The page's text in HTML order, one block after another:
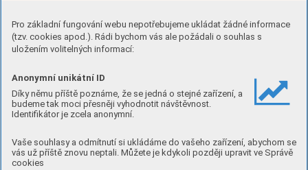
Pro základní fungování webu nepotřebujeme ukládat žádné informace
(tzv. cookies apod.). Rádi bychom vás ale požádali o souhlas s
uložením volitelných informací:
Anonymní unikátní ID
Díky němu příště poznáme, že se jedná o stejné zařízení, a
budeme tak moci přesněji vyhodnotit návštěvnost.
Identifikátor je zcela anonymní.
Vaše souhlasy a odmítnutí si ukládáme do vašeho zařízení, abychom se
vás už příště znovu neptali. Můžete je kdykoli později upravit ve Správě
cookies
vyhovět. V této části se nachází školní hřiště pro tělesnou
výchovu a také dětské hřiště pro družinu. Jedná se
o uzavřený školní prostor a veřejnost by se tu neměla
školce z leva je jen dokladem nedostatku ohledu rodičů
k sobě navzájem. Řádná příjezdová cesta k mateřské škole
byla projekčně navržena jako pěší zóna, sdílený prostor
plánované výstavbě školky (splňuje tedy bezpečnostní
parametry), takto byla zkolaudována a uvedena do